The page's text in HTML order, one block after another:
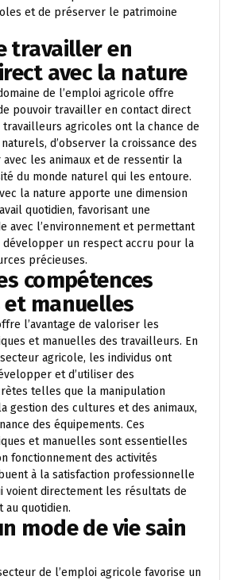
et de préserver le patrimoine
travailler en
avec la nature
de l’emploi agricole offre
pouvoir travailler en contact direct
travailleurs agricoles ont la chance de
d’observer la croissance des
avec les animaux et de ressentir la
du monde naturel qui les entoure.
la nature apporte une dimension
quotidien, favorisant une
avec l’environnement et permettant
un respect accru pour la
précieuses.
compétences
manuelles
l’avantage de valoriser les
et manuelles des travailleurs. En
agricole, les individus ont
et d’utiliser des
telles que la manipulation
gestion des cultures et des animaux,
des équipements. Ces
et manuelles sont essentielles
fonctionnement des activités
à la satisfaction professionnelle
voient directement les résultats de
quotidien.
mode de vie sain
de l’emploi agricole favorise un